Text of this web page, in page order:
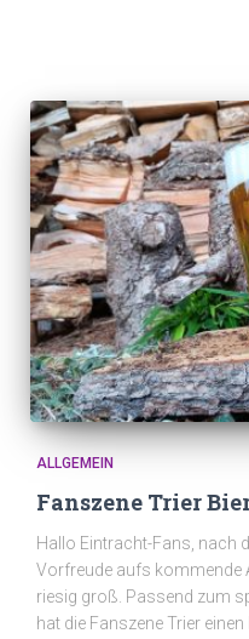
ALLGEMEIN
Fanszene Trier
Hallo Eintracht-Fans, nach
Vorfreude aufs
riesig groß. Passend zum
hat die Fanszene Trier